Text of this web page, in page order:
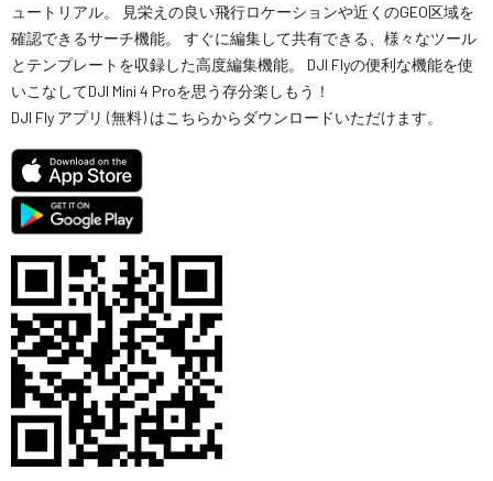
ュートリアル。 見栄えの良い飛行ロケーションや近くのGEO区域を
確認できるサーチ機能。 すぐに編集して共有できる、様々なツール
とテンプレートを収録した高度編集機能。 DJI Flyの便利な機能を使
いこなしてDJI Mini 4 Proを思う存分楽しもう！
DJI Fly アプリ (無料) はこちらからダウンロードいただけます。